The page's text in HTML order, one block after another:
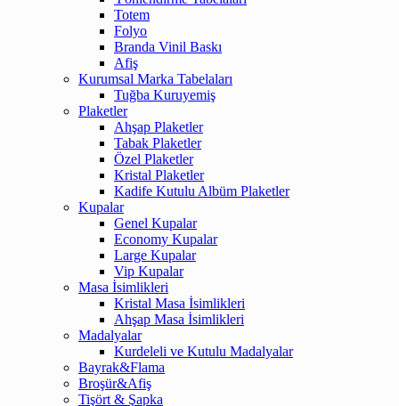
Totem
Folyo
Branda Vinil Baskı
Afiş
Kurumsal Marka Tabelaları
Tuğba Kuruyemiş
Plaketler
Ahşap Plaketler
Tabak Plaketler
Özel Plaketler
Kristal Plaketler
Kadife Kutulu Albüm Plaketler
Kupalar
Genel Kupalar
Economy Kupalar
Large Kupalar
Vip Kupalar
Masa İsimlikleri
Kristal Masa İsimlikleri
Ahşap Masa İsimlikleri
Madalyalar
Kurdeleli ve Kutulu Madalyalar
Bayrak&Flama
Broşür&Afiş
Tişört & Şapka